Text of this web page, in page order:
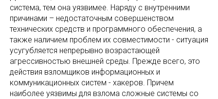
система, тем она уязвимее. Наряду с внутренними
причинами – недостаточным совершенством
технических средств и программного обеспечения, а
также наличием проблем их совместимости - ситуация
усугубляется непрерывно возрастающей
агрессивностью внешней среды. Прежде всего, это
действия взломщиков информационных и
коммуникационных систем - хакеров. Причем
наиболее уязвимы для взлома сложные системы со